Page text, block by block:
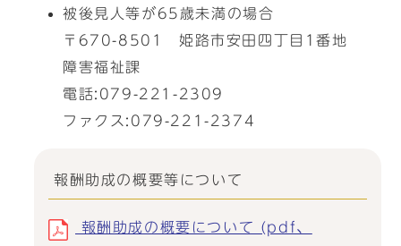
被後見人等が65歳未満の場合
〒670-8501 姫路市安田四丁目1番地
障害福祉課
電話:079-221-2309
ファクス:079-221-2374
報酬助成の概要等について
報酬助成の概要について (pdf、